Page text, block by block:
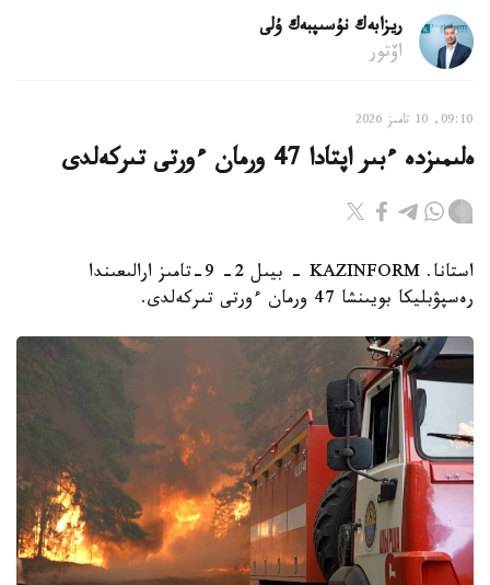
ريزابەك نۇسىپبەك ۇلى
اۆتور
09:10, 10 تامىز 2026
ەلىمىزدە ءبىر اپتادا 47 ورمان ءورتى تىركەلدى
استانا. KAZINFORM - بيىل 2- 9-تامىز ارالىعىندا
رەسپۋبليكا بويىنشا 47 ورمان ءورتى تىركەلدى.